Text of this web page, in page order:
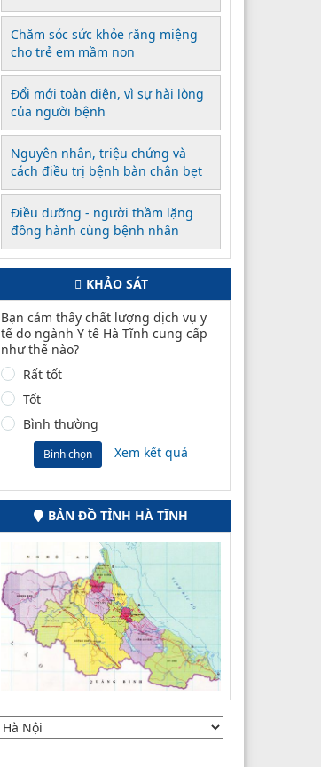
Chăm sóc sức khỏe răng miệng
cho trẻ em mầm non
Đổi mới toàn diện, vì sự hài lòng
của người bệnh
Nguyên nhân, triệu chứng và
cách điều trị bệnh bàn chân bẹt
Điều dưỡng - người thầm lặng
đồng hành cùng bệnh nhân
KHẢO SÁT
Bạn cảm thấy chất lượng dịch vụ y
tế do ngành Y tế Hà Tĩnh cung cấp
như thế nào?
Rất tốt
Tốt
Bình thường
Bình chọn Xem kết quả
BẢN ĐỒ TỈNH HÀ TĨNH